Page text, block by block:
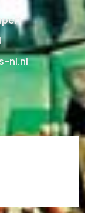
nl.nl